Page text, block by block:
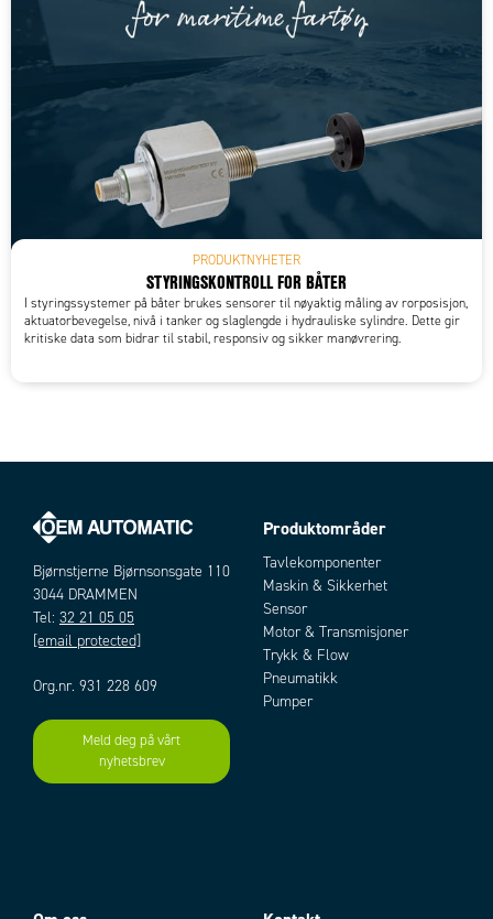
PRODUKTNYHETER
STYRINGSKONTROLL FOR BÅTER
I styringssystemer på båter brukes sensorer til nøyaktig måling av rorposisjon,
aktuatorbevegelse, nivå i tanker og slaglengde i hydrauliske sylindre. Dette gir
kritiske data som bidrar til stabil, responsiv og sikker manøvrering.
Artikler
Bjørnstjerne Bjørnsonsgate 110
3044 DRAMMEN
Tel: 32 21 05 05
[email protected]
Org.nr. 931 228 609
Meld deg på vårt
nyhetsbrev
Produktområder
Tavlekomponenter
Maskin & Sikkerhet
Sensor
Motor & Transmisjoner
Trykk & Flow
Pneumatikk
Pumper